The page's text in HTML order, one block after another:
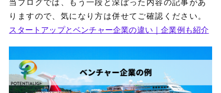
りますので、気になり方は併せてご確認ください。
スタートアップとベンチャー企業の違い｜企業例も紹介